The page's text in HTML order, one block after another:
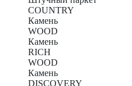
COUNTRY
Камень
WOOD
Камень
RICH
WOOD
Камень
DISCOVERY